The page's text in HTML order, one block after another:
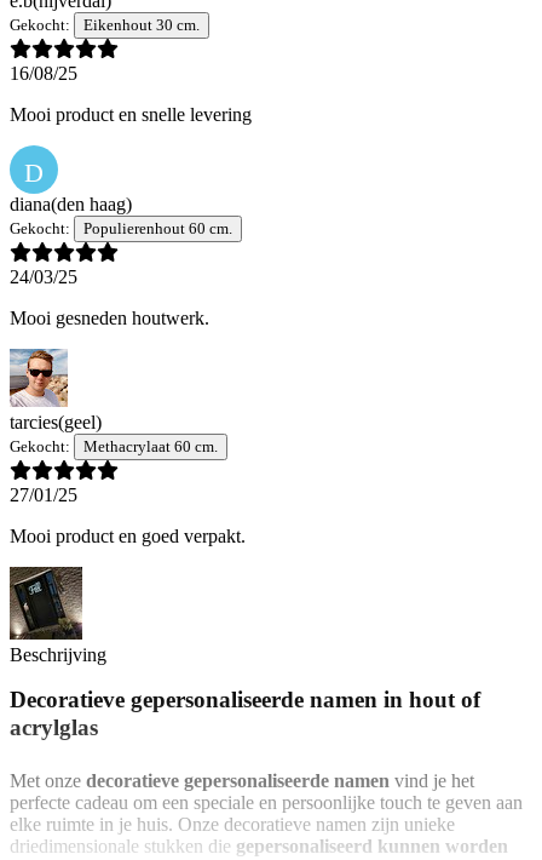
Gekocht: Eikenhout 30 cm.
16/08/25
Mooi product en snelle levering
D
diana(den haag)
Gekocht: Populierenhout 60 cm.
24/03/25
Mooi gesneden houtwerk.
tarcies(geel)
Gekocht: Methacrylaat 60 cm.
27/01/25
Mooi product en goed verpakt.
Beschrijving
Decoratieve gepersonaliseerde namen in hout of
acrylglas
Met onze decoratieve gepersonaliseerde namen vind je het
perfecte cadeau om een speciale en persoonlijke touch te geven aan
elke ruimte in je huis. Onze decoratieve namen zijn unieke
driedimensionale stukken die gepersonaliseerd kunnen worden